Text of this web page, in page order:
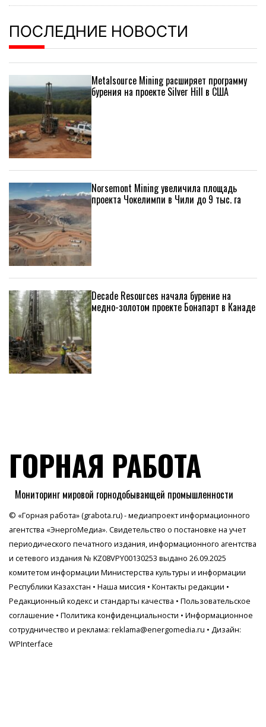
ПОСЛЕДНИЕ НОВОСТИ
Metalsource Mining расширяет программу
бурения на проекте Silver Hill в США
Norsemont Mining увеличила площадь
проекта Чокелимпи в Чили до 9 тыс. га
Decade Resources начала бурение на
медно-золотом проекте Бонапарт в Канаде
ГОРНАЯ РАБОТА
Мониторинг мировой горнодобывающей промышленности
© «Горная работа» (grabota.ru) - медиапроект информационного
агентства «ЭнергоМедиа». Свидетельство о постановке на учет
периодического печатного издания, информационного агентства
и сетевого издания № KZ08VPY00130253 выдано 26.09.2025
комитетом информации Министерства культуры и информации
Республики Казахстан • Наша миссия • Контакты редакции •
Редакционный кодекс и стандарты качества • Пользовательское
соглашение • Политика конфиденциальности • Информационное
сотрудничество и реклама: reklama@energomedia.ru • Дизайн:
WPInterface